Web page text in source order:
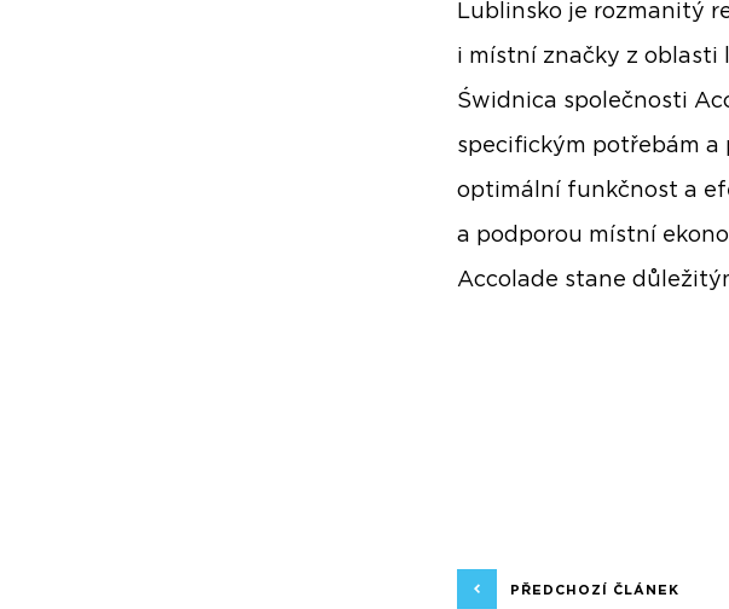
Lublinsko je rozmanitý
i místní značky z oblasti
Świdnica společnosti
specifickým potřebám a
optimální funkčnost a
a podporou místní
Accolade stane
PŘEDCHOZÍ ČLÁNEK